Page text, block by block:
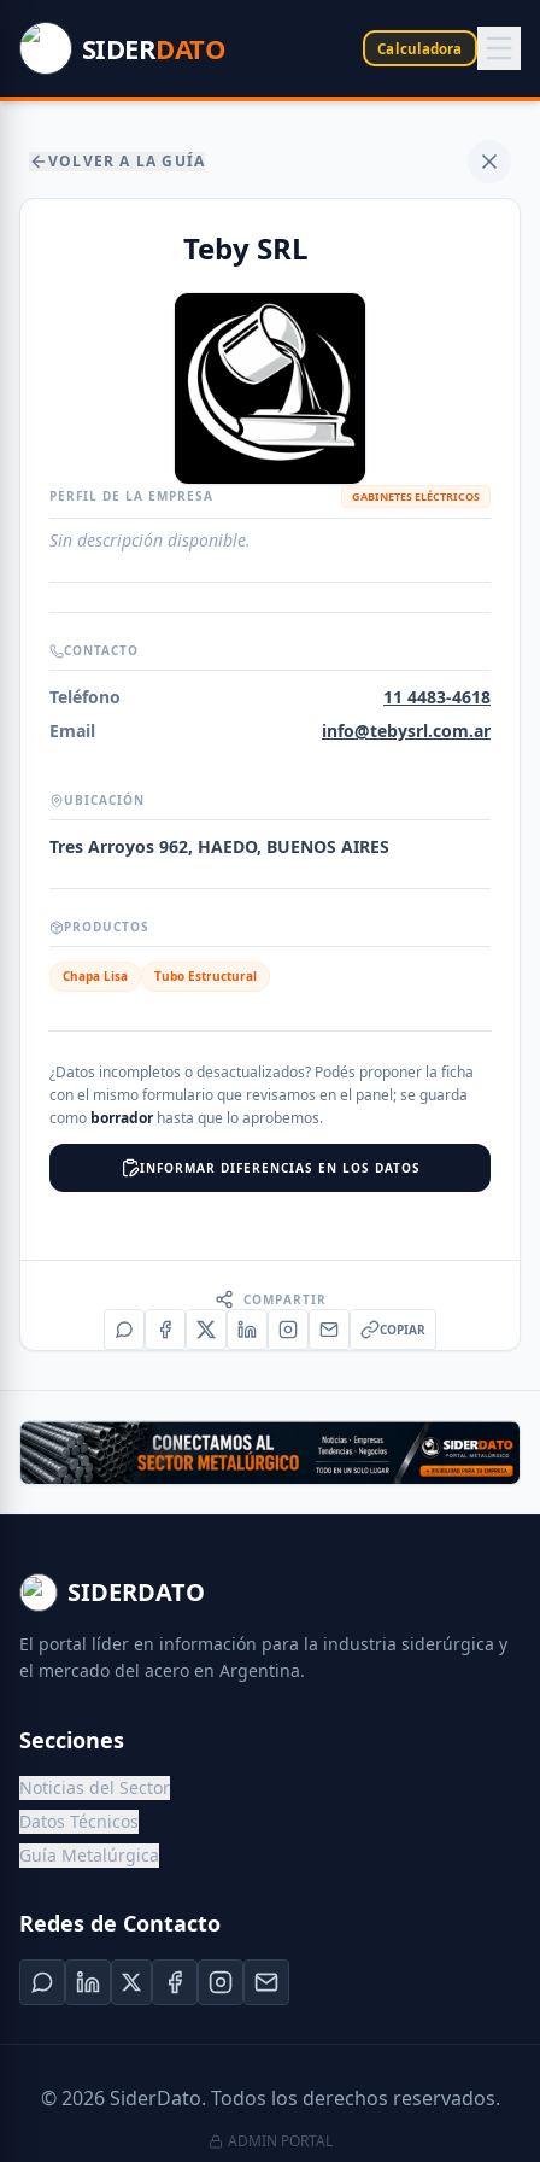
SIDERDATO Calculadora
VOLVER A LA GUÍA
Teby SRL
PERFIL DE LA EMPRESA GABINETES ELÉCTRICOS
Sin descripción disponible.
CONTACTO
Teléfono
11 4483-4618
Email
info@tebysrl.com.ar
UBICACIÓN
Tres Arroyos 962, HAEDO, BUENOS AIRES
PRODUCTOS
Chapa Lisa Tubo Estructural
¿Datos incompletos o desactualizados? Podés proponer la ficha
con el mismo formulario que revisamos en el panel; se guarda
como borradorhasta que lo aprobemos.
INFORMAR DIFERENCIAS EN LOS DATOS
COMPARTIR
COPIAR
SIDERDATO
El portal líder en información para la industria siderúrgica y
el mercado del acero en Argentina.
Secciones
Noticias del Sector
Datos Técnicos
Guía Metalúrgica
Redes de Contacto
©2026SiderDato. Todos los derechos reservados.
ADMIN PORTAL